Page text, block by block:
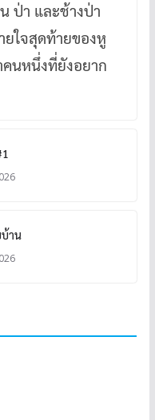
ป่า และช้างป่า
ใจสุดท้ายของหู
นหนึ่งที่ยังอยาก
าน